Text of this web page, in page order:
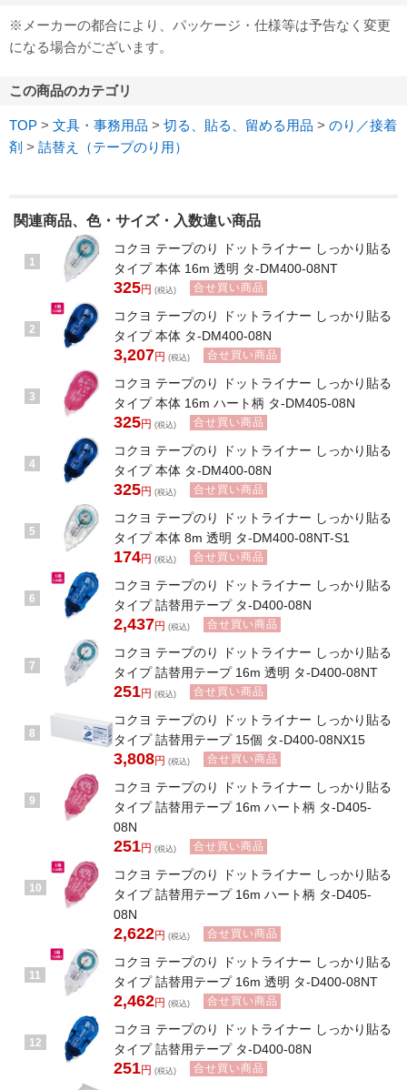
※メーカーの都合により、パッケージ・仕様等は予告なく変更
になる場合がございます。
この商品のカテゴリ
TOP > 文具・事務用品 > 切る、貼る、留める用品 > のり／接着
剤 > 詰替え（テープのり用）
関連商品、色・サイズ・入数違い商品
1
コクヨ テープのり ドットライナー しっかり貼る
タイプ 本体 16m 透明 タ-DM400-08NT
325円 (税込) 合せ買い商品
2
コクヨ テープのり ドットライナー しっかり貼る
タイプ 本体 タ-DM400-08N
3,207円 (税込) 合せ買い商品
3
コクヨ テープのり ドットライナー しっかり貼る
タイプ 本体 16m ハート柄 タ-DM405-08N
325円 (税込) 合せ買い商品
4
コクヨ テープのり ドットライナー しっかり貼る
タイプ 本体 タ-DM400-08N
325円 (税込) 合せ買い商品
5
コクヨ テープのり ドットライナー しっかり貼る
タイプ 本体 8m 透明 タ-DM400-08NT-S1
174円 (税込) 合せ買い商品
6
コクヨ テープのり ドットライナー しっかり貼る
タイプ 詰替用テープ タ-D400-08N
2,437円 (税込) 合せ買い商品
7
コクヨ テープのり ドットライナー しっかり貼る
タイプ 詰替用テープ 16m 透明 タ-D400-08NT
251円 (税込) 合せ買い商品
8
コクヨ テープのり ドットライナー しっかり貼る
タイプ 詰替用テープ 15個 タ-D400-08NX15
3,808円 (税込) 合せ買い商品
9
コクヨ テープのり ドットライナー しっかり貼る
タイプ 詰替用テープ 16m ハート柄 タ-D405-
08N
251円 (税込) 合せ買い商品
10
コクヨ テープのり ドットライナー しっかり貼る
タイプ 詰替用テープ 16m ハート柄 タ-D405-
08N
2,622円 (税込) 合せ買い商品
11
コクヨ テープのり ドットライナー しっかり貼る
タイプ 詰替用テープ 16m 透明 タ-D400-08NT
2,462円 (税込) 合せ買い商品
12
コクヨ テープのり ドットライナー しっかり貼る
タイプ 詰替用テープ タ-D400-08N
251円 (税込) 合せ買い商品